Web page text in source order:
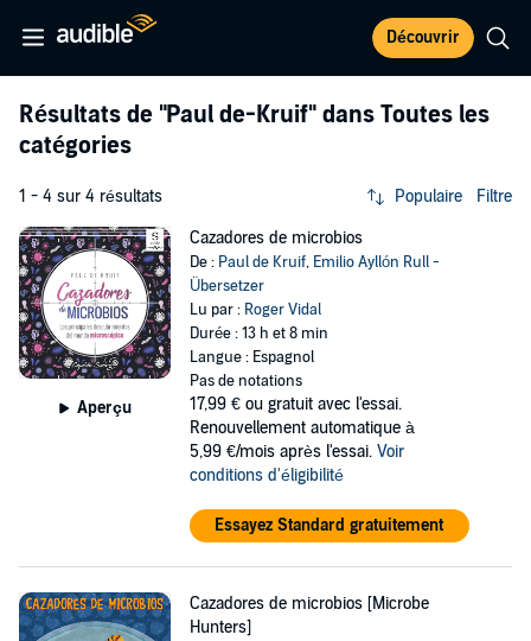
Découvrir
Résultats de "Paul de-Kruif" dans Toutes les
catégories
1 - 4 sur 4 résultats Populaire Filtre
Aperçu
Cazadores de microbios
De : Paul de Kruif, Emilio Ayllón Rull -
Übersetzer
Lu par : Roger Vidal
Durée : 13 h et 8 min
Langue : Espagnol
Pas de notations
17,99 € ou gratuit avec l'essai.
Renouvellement automatique à
5,99 €/mois après l'essai. Voir
conditions d'éligibilité
Essayez Standard gratuitement
Cazadores de microbios [Microbe
Hunters]